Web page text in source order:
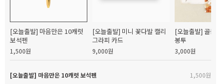
[오늘출발] 마음만은 10캐럿
보석펜
1,500원
[오늘출발] 미니 꽃다발 캘리
그라피 카드
9,000원
[오늘출발] 골든
봉투
3,000원
[오늘출발] 마음만은 10캐럿 보석펜 1,500원